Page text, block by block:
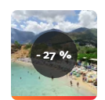
- 27 %